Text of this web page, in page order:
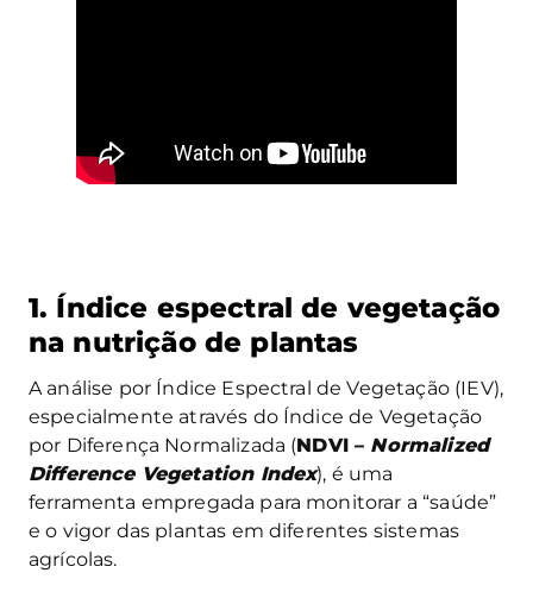
1. Índice espectral de vegetação
na nutrição de plantas
A análise por Índice Espectral de Vegetação (IEV),
especialmente através do Índice de Vegetação
por Diferença Normalizada (NDVI – Normalized
Difference Vegetation Index), é uma
ferramenta empregada para monitorar a “saúde”
e o vigor das plantas em diferentes sistemas
agrícolas.